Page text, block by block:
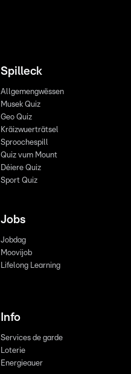
Spilleck
Allgemengwëssen
Musek Quiz
Geo Quiz
Kräizwuerträtsel
Sproochespill
Quiz vum Mount
Déiere Quiz
Sport Quiz
Jobs
Jobdag
Moovijob
Lifelong Learning
Info
Services de garde
Loterie
Energieauer